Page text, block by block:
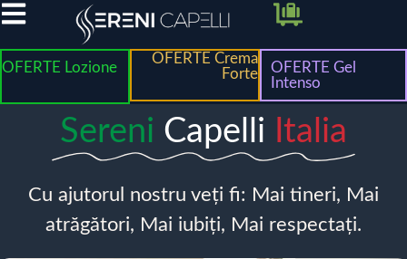
OFERTE Lozione
OFERTE Crema
Forte
OFERTE Gel
Intenso
Sereni Capelli Italia
Cu ajutorul nostru veți fi: Mai tineri, Mai
atrăgători, Mai iubiți, Mai respectați.